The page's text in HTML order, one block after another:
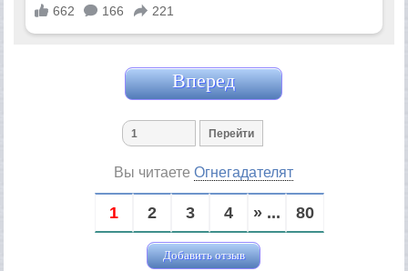
Вперед
Вы читаетеОгнегадателят
1 2 3 4 » ... 80
Добавить отзыв